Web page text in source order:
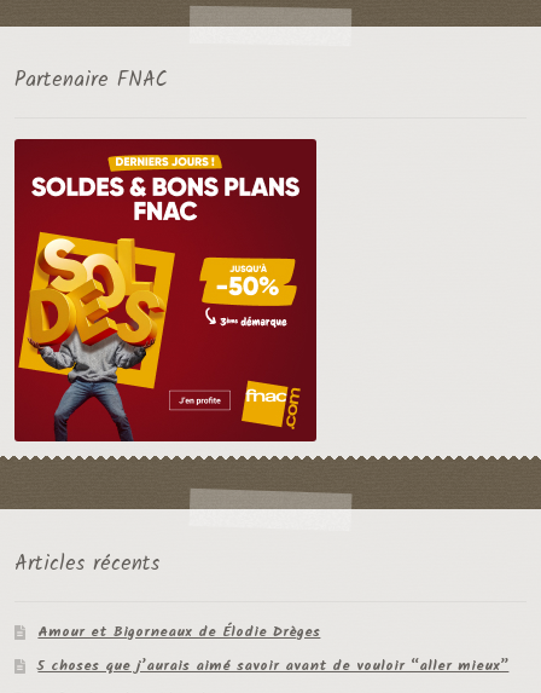
Partenaire FNAC
Articles récents
Amour et Bigorneaux de Élodie Drèges
5 choses que j’aurais aimé savoir avant de vouloir “aller mieux”